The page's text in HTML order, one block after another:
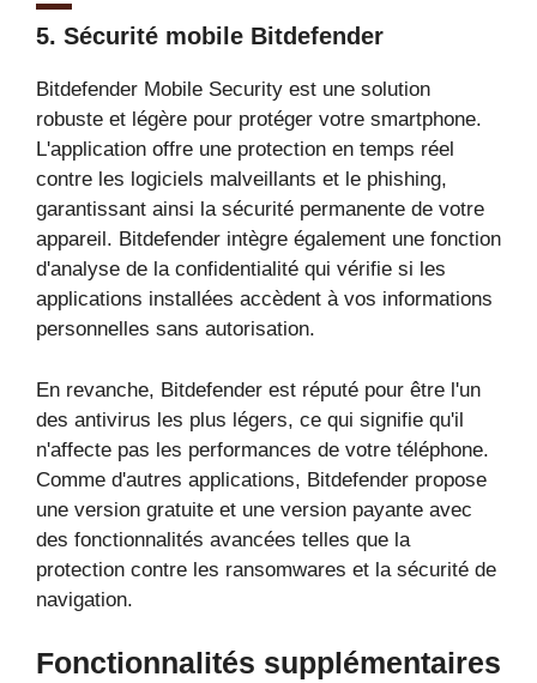
5. Sécurité mobile Bitdefender
Bitdefender Mobile Security est une solution
robuste et légère pour protéger votre smartphone.
L'application offre une protection en temps réel
contre les logiciels malveillants et le phishing,
garantissant ainsi la sécurité permanente de votre
appareil. Bitdefender intègre également une fonction
d'analyse de la confidentialité qui vérifie si les
applications installées accèdent à vos informations
personnelles sans autorisation.
En revanche, Bitdefender est réputé pour être l'un
des antivirus les plus légers, ce qui signifie qu'il
n'affecte pas les performances de votre téléphone.
Comme d'autres applications, Bitdefender propose
une version gratuite et une version payante avec
des fonctionnalités avancées telles que la
protection contre les ransomwares et la sécurité de
navigation.
Fonctionnalités supplémentaires